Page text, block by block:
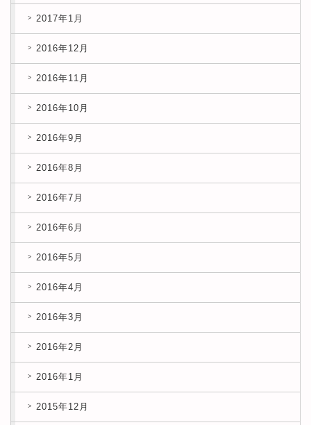
2017年1月
2016年12月
2016年11月
2016年10月
2016年9月
2016年8月
2016年7月
2016年6月
2016年5月
2016年4月
2016年3月
2016年2月
2016年1月
2015年12月